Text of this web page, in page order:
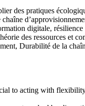
des pratiques
digitale,
des ressources et
Durabilité de la
to acting with